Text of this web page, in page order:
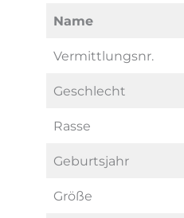
Name
Vermittlungsnr.
Geschlecht
Rasse
Geburtsjahr
Größe